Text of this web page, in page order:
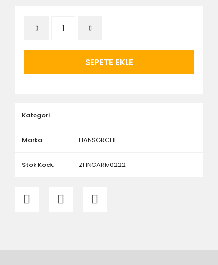
- Vitrifiye, tekne, küvet, kabin, banyo dolabı vb.
ölçü ve ebat kontrolü yaptırınız.
SEPETE EKLE
Kategori
Marka HANSGROHE
Stok Kodu ZHNGARM0222